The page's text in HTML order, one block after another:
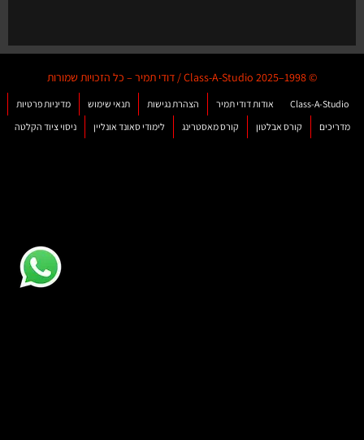
© 1998–2025 Class-A-Studio / דודי תמיר – כל הזכויות שמורות
Class-A-Studio אודות דודי תמיר הצהרת נגישות תנאי שימוש
מדיניות פרטיות
מדריכים
קורס אבלטון קורס מאסטרינג לימודי סאונד אונליין ניסוי ציוד הקלטה